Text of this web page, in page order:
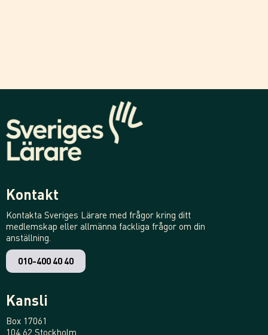
Kontakt
Kontakta Sveriges Lärare med frågor kring ditt
medlemskap eller allmänna fackliga frågor om din
anställning.
010-400 40 40
Kansli
Box 17061
104 62 Stockholm